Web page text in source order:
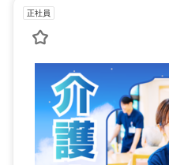
正社員